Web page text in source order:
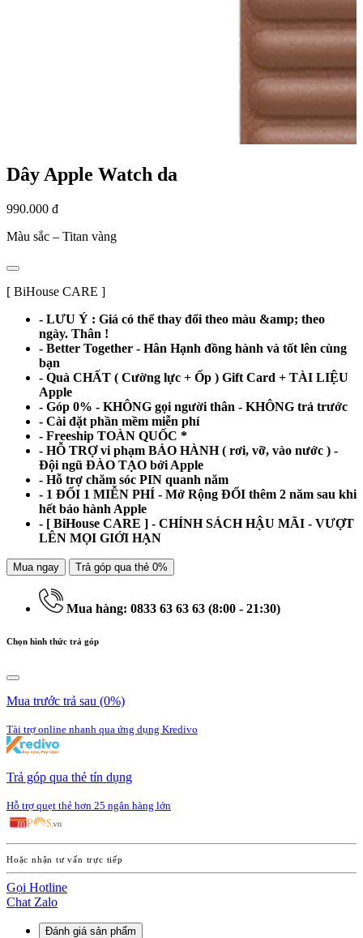
Dây Apple Watch da
990.000 đ
Màu sắc – Titan vàng
[ BiHouse CARE ]
- LƯU Ý : Giá có thể thay đổi theo màu &amp; theo
ngày. Thân !
- Better Together - Hân Hạnh đồng hành và tốt lên cùng
bạn
- Quà CHẤT ( Cường lực + Ốp ) Gift Card + TÀI LIỆU
Apple
- Góp 0% - KHÔNG gọi người thân - KHÔNG trả trước
- Cài đặt phần mềm miễn phí
- Freeship TOÀN QUỐC *
- HỖ TRỢ vi phạm BẢO HÀNH ( rơi, vỡ, vào nước ) -
Đội ngũ ĐÀO TẠO bởi Apple
- Hỗ trợ chăm sóc PIN quanh năm
- 1 ĐỔI 1 MIỄN PHÍ - Mở Rộng ĐỔI thêm 2 năm sau khi
hết bảo hành Apple
- [ BiHouse CARE ] - CHÍNH SÁCH HẬU MÃI - VƯỢT
LÊN MỌI GIỚI HẠN
Mua ngay Trả góp qua thẻ 0%
Mua hàng: 0833 63 63 63 (8:00 - 21:30)
Chọn hình thức trả góp
Mua trước trả sau (0%)
Tài trợ online nhanh qua ứng dụng Kredivo
Trả góp qua thẻ tín dụng
Hỗ trợ quẹt thẻ hơn 25 ngân hàng lớn
Hoặc nhận tư vấn trực tiếp
Gọi Hotline
Chat Zalo
Đánh giá sản phẩm